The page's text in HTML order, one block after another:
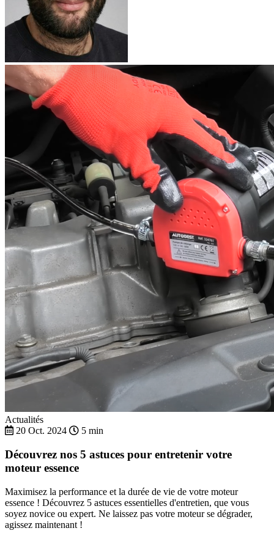
Actualités
20 Oct. 2024
5 min
Découvrez nos 5 astuces pour entretenir votre
moteur essence
Maximisez la performance et la durée de vie de votre moteur
essence ! Découvrez 5 astuces essentielles d'entretien, que vous
soyez novice ou expert. Ne laissez pas votre moteur se dégrader,
agissez maintenant !